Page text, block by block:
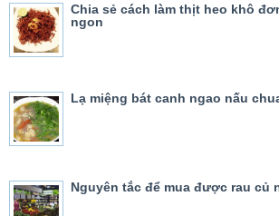
Chia sẻ cách làm thịt heo khô
ngon
Lạ miệng bát canh ngao nấu
Nguyên tắc để mua được rau củ